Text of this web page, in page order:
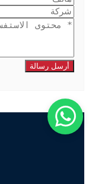
أرسل رسالة